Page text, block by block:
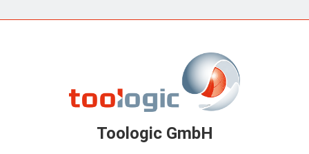
Toologic GmbH